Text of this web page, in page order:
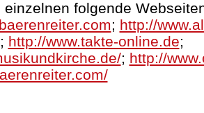
einzelnen folgende
; http://
; http://www.takte-online.de;
; http://